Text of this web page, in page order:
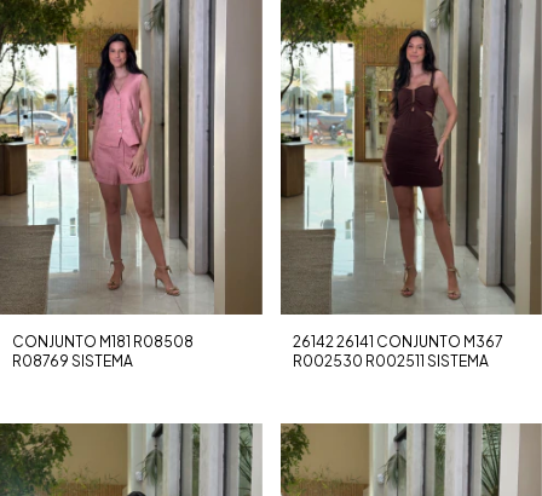
CONJUNTO M181 R08508
R08769 SISTEMA
26142 26141 CONJUNTO M367
R002530 R002511 SISTEMA